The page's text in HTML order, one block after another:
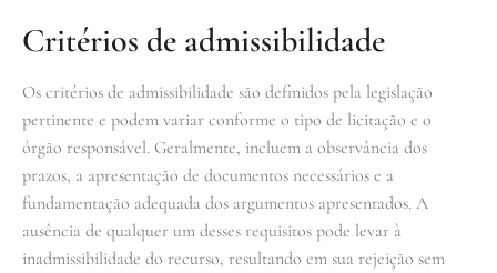
Critérios de admissibilidade
Os critérios de admissibilidade são definidos pela legislação
pertinente e podem variar conforme o tipo de licitação e o
órgão responsável. Geralmente, incluem a observância dos
prazos, a apresentação de documentos necessários e a
fundamentação adequada dos argumentos apresentados. A
ausência de qualquer um desses requisitos pode levar à
inadmissibilidade do recurso, resultando em sua rejeição sem